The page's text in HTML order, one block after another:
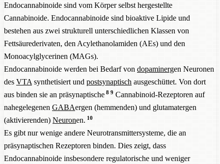
Endocannabinoide sind vom Körper selbst hergestellte
Cannabinoide. Endocannabinoide sind bioaktive Lipide und
bestehen aus zwei strukturell unterschiedlichen Klassen von
Fettsäurederivaten, den Acylethanolamiden (AEs) und den
Monoacylglycerinen (MAGs).
Endocannabinoide werden bei Bedarf von dopaminergen Neuronen
des VTA synthetisiert und postsynaptisch ausgeschüttet. Von dort
aus binden sie an präsynaptische 8 9 Cannabinoid-Rezeptoren auf
nahegelegenen GABAergen (hemmenden) und glutamatergen
(aktivierenden) Neuronen. 10
Es gibt nur wenige andere Neurotransmittersysteme, die an
präsynaptischen Rezeptoren binden. Dies zeigt, dass
Endocannabinoide insbesondere regulatorische und weniger